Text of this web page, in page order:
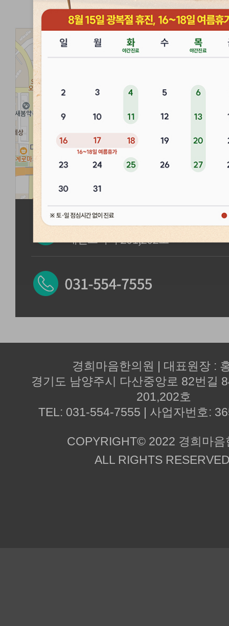
경희마음한의원 | 대표원장 :
경기도 남양주시 다산중앙로 82번길
201,202호
TEL: 031-554-7555 | 사업자번호:
COPYRIGHT© 2022 경희마음
ALL RIGHTS